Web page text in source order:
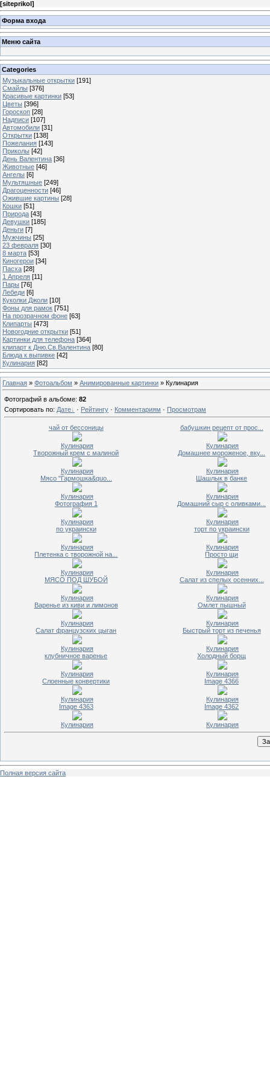
[siteprikol]
Форма входа
Меню сайта
Categories
Музыкальные открытки [191]
Смайлы [376]
Красивые картинки [53]
Цветы [396]
Гороскоп [28]
Надписи [107]
Автомобили [31]
Открытки [138]
Пожелания [143]
Приколы [42]
День Валентина [36]
Животные [46]
Ангелы [6]
Мультяшные [249]
Драгоценности [46]
Ожившие картины [28]
Кошки [51]
Природа [43]
Девушки [185]
Деньги [7]
Мужчины [25]
23 февраля [30]
8 марта [53]
Киногерои [34]
Пасха [28]
1 Апреля [11]
Пары [76]
Лебеди [6]
Куколки Джоли [10]
Фоны для рамок [751]
На прозрачном фоне [63]
Клипарты [473]
Новогодние открытки [51]
Картинки для телефона [364]
клипарт к Дню.Св.Валентина [80]
Блюда к выпивке [42]
Кулинария [82]
Главная » Фотоальбом » Анимированные картинки » Кулинария
Фотографий в альбоме: 82
Сортировать по: Дате · Рейтингу · Комментариям · Просмотрам
чай от бессоницы
Кулинария
бабушкин рецепт от прос...
Кулинария
Творожный крем с малиной
Кулинария
Домашнее мороженое, вку...
Кулинария
Мясо "Гармошка&quo...
Кулинария
Шашлык в банке
Кулинария
Фотография 1
Кулинария
Домашний сыр с оливками...
Кулинария
по украински
Кулинария
торт по украински
Кулинария
Плетенка с творожной на...
Кулинария
Просто щи
Кулинария
МЯСО ПОД ШУБОЙ
Кулинария
Салат из спелых осенних...
Кулинария
Варенье из киви и лимонов
Кулинария
Омлет пышный
Кулинария
Салат французских цыган
Кулинария
Быстрый торт из печенья
Кулинария
клубничное варенье
Кулинария
Холодный борщ
Кулинария
Слоенные конвертики
Кулинария
Image 4366
Кулинария
Image 4363
Кулинария
Image 4362
Кулинария
Полная версия сайта